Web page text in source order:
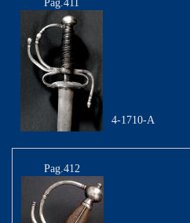
Pag.411
4-1710-A
Pag.412